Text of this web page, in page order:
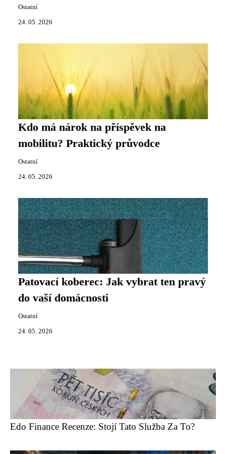
Ostatní
24. 05. 2026
Kdo má nárok na příspěvek na
mobilitu? Praktický průvodce
Ostatní
24. 05. 2026
Patovací koberec: Jak vybrat ten pravý
do vaší domácnosti
Ostatní
24. 05. 2026
Edo Finance Recenze: Stojí Tato Služba Za To?